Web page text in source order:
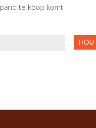
te koop komt
HOU